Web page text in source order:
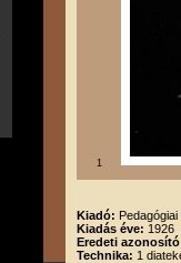
1
Kiadó:
Kiadás éve: 1926
Eredeti
Technika: 1